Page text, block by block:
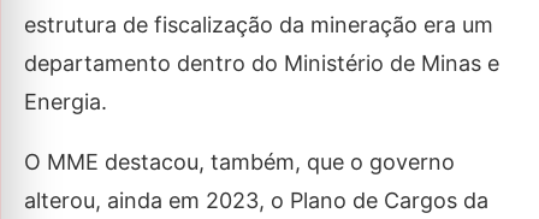
estrutura de fiscalização da mineração era um
departamento dentro do Ministério de Minas e
Energia.
O MME destacou, também, que o governo
alterou, ainda em 2023, o Plano de Cargos da